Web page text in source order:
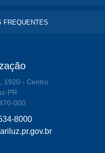
1920 - Centro
PR
000
8000